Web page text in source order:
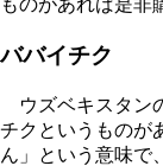
ものがあれば是非
ババイチク
ウズベキスタン
チクというものが
ん」という意味で